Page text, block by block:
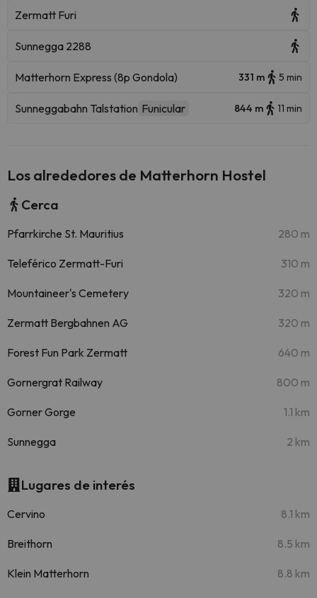
Zermatt Furi
Sunnegga 2288
Matterhorn Express (8p Gondola) 331 m 5 min
Sunneggabahn Talstation Funicular 844 m 11 min
Los alrededores de Matterhorn Hostel
Cerca
Pfarrkirche St. Mauritius 280 m
Teleférico Zermatt-Furi 310 m
Mountaineer's Cemetery 320 m
Zermatt Bergbahnen AG 320 m
Forest Fun Park Zermatt 640 m
Gornergrat Railway 800 m
Gorner Gorge 1.1 km
Sunnegga 2 km
Lugares de interés
Cervino 8.1 km
Breithorn 8.5 km
Klein Matterhorn 8.8 km